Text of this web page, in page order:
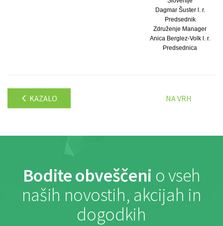
Dagmar Šuster l. r.
Predsednik
Združenje Manager
Anica Berglez-Volk l. r.
Predsednica
KAZALO NA VRH
Bodite obveščeni o vseh
naših novostih, akcijah in
dogodkih